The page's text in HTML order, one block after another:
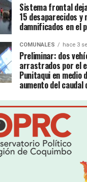
Sistema frontal
15 desaparecidos y
damnificados en el
COMUNALES hace 3
Preliminar: dos
arrastrados por el
Punitaqui en medio
aumento del caudal